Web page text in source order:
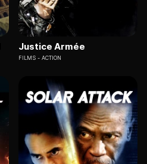
Justice Armée
FILMS ACTION